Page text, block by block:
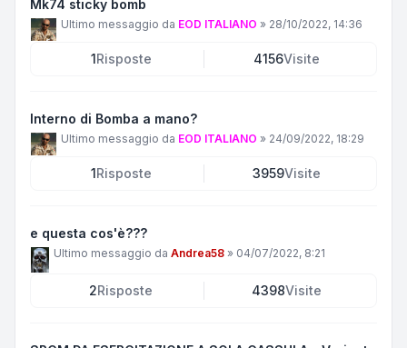
Mk74 sticky bomb
Ultimo messaggio da EOD ITALIANO » 28/10/2022, 14:36
1Risposte 4156Visite
Interno di Bomba a mano?
Ultimo messaggio da EOD ITALIANO » 24/09/2022, 18:29
1 Risposte 3959Visite
e questa cos'è???
Ultimo messaggio da Andrea58 » 04/07/2022, 8:21
2Risposte 4398Visite